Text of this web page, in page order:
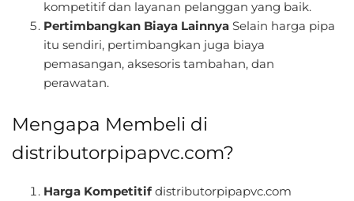
kompetitif dan layanan pelanggan yang baik.
Pertimbangkan Biaya Lainnya Selain harga pipa
itu sendiri, pertimbangkan juga biaya
pemasangan, aksesoris tambahan, dan
perawatan.
Mengapa Membeli di
distributorpipapvc.com?
Harga Kompetitif distributorpipapvc.com